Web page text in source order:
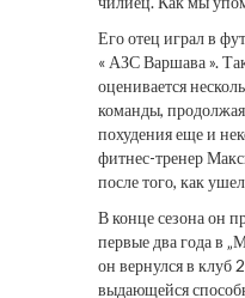
Его отец играл в
« АЗС Варшава ».
оценивается
команды, продолжая
похудения еще и
фитнес-тренер
после того, как
В конце сезона он
первые два года в
он вернулся в клуб
выдающейся